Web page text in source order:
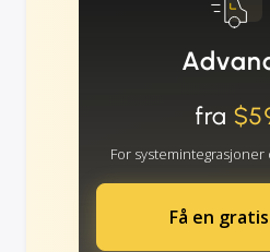
fra
For systemintegrasjoner
Få en